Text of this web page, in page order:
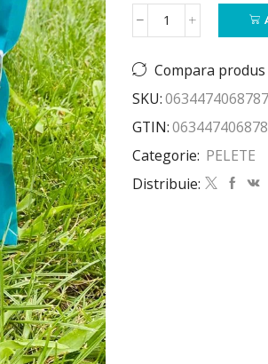
Compara produs
SKU:0634474068787
GTIN:
Categorie: PELETE
Distribuie: